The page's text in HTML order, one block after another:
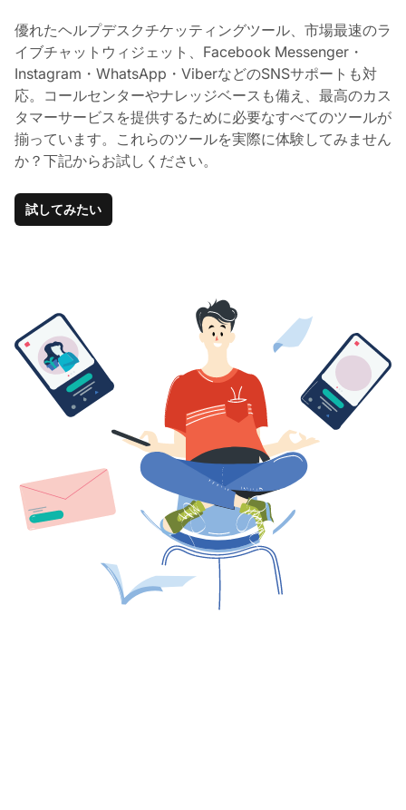
優れたヘルプデスクチケッティングツール、市場最速のラ
イブチャットウィジェット、Facebook Messenger・
Instagram・WhatsApp・ViberなどのSNSサポートも対
応。コールセンターやナレッジベースも備え、最高のカス
タマーサービスを提供するために必要なすべてのツールが
揃っています。これらのツールを実際に体験してみません
か？下記からお試しください。
試してみたい